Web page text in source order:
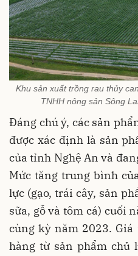
Khu sản xuất trồng rau thủy
TNHH nông sản Sông
Đáng chú ý, các sản
được xác định là sản
của tỉnh Nghệ An và
Mức tăng trung bình
lực (gạo, trái cây, sản
sữa, gỗ và tôm cá) cuối
cùng kỳ năm 2023.
hàng từ sản phẩm chủ